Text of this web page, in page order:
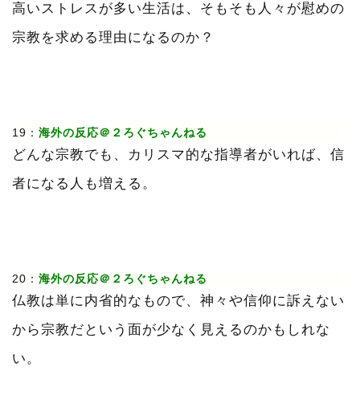
高いストレスが多い生活は、そもそも人々が慰めの
宗教を求める理由になるのか？
19： 海外の反応＠２ろぐちゃんねる
どんな宗教でも、カリスマ的な指導者がいれば、信
者になる人も増える。
20： 海外の反応＠２ろぐちゃんねる
仏教は単に内省的なもので、神々や信仰に訴えない
から宗教だという面が少なく見えるのかもしれな
い。